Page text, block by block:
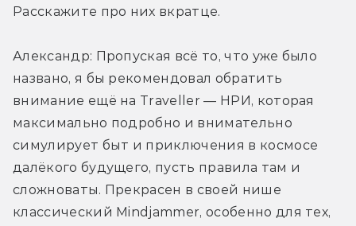
Расскажите про них вкратце.
Александр: Пропуская всё то, что уже было
названо, я бы рекомендовал обратить
внимание ещё на Traveller — НРИ, которая
максимально подробно и внимательно
симулирует быт и приключения в космосе
далёкого будущего, пусть правила там и
сложноваты. Прекрасен в своей нише
классический Mindjammer, особенно для тех,